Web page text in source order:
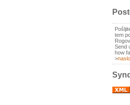
tem
Send
how
>